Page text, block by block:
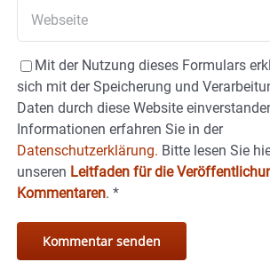
Mit der Nutzung dieses Formulars
sich mit der Speicherung und
Daten durch diese Website
Informationen erfahren Sie in der
Datenschutzerklärung. Bitte lesen Sie
unseren Leitfaden für die
Kommentaren. *